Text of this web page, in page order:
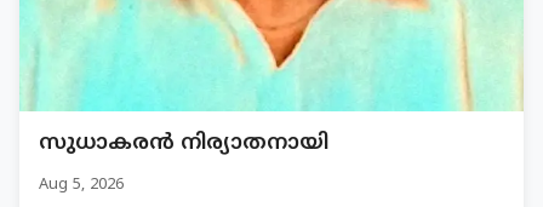
സുധാകരൻ നിര്യാതനായി
Aug 5, 2026